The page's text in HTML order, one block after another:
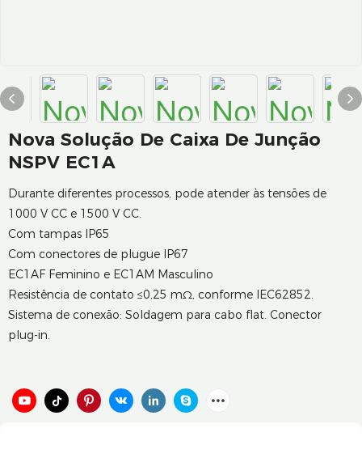
Nova Solução De Caixa De Junção
NSPV EC1A
Durante diferentes processos, pode atender às tensões de
1000 V CC e 1500 V CC.
Com tampas IP65
Com conectores de plugue IP67
EC1AF Feminino e EC1AM Masculino
Resistência de contato ≤0,25 mΩ, conforme IEC62852.
Sistema de conexão: Soldagem para cabo flat. Conector
plug-in.